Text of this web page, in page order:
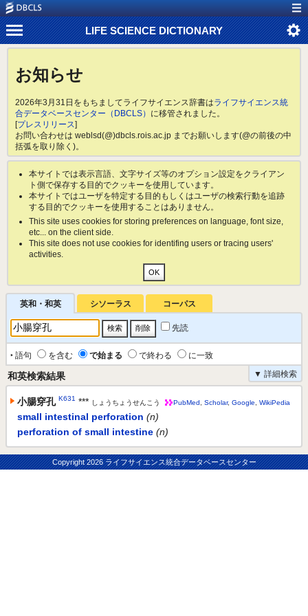
LIFE SCIENCE DICTIONARY
お知らせ
2026年3月31日をもちましてライフサイエンス辞書はライフサイエンス統
合データベースセンター（DBCLS） に移管されました。
[プレスリリース]
お問い合わせは weblsd(@)dbcls.rois.ac.jp までお願いします(@の前後の中
括弧を取り除く)。
本サイトでは表示言語、文字サイズ等のオプション設定をクライアン
ト側で保存する目的でクッキーを使用しています。
本サイトではユーザを特定する目的もしくはユーザの検索行動を追跡
する目的でクッキーを使用することはありません。
This site uses cookies for storing preferences on language, font size,
etc... on the client side.
This site does not use cookies for identifing users or tracing users'
activities.
英和・和英 シソーラス コーパス
先読
‣ 語句 を含む で始まる で終わる
に一致
▼ 詳細検索
和英検索結果
小腸穿孔 K631 *** しょうちょうせんこう PubMed Scholar, Google WikiPedia
small intestinal perforation (n)
perforation of small intestine (n)
Copyright2026 ライフサイエンス統合データベースセンター